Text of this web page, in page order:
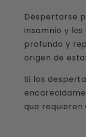
Despertarse
insomnio y
profundo y
origen de
Si los
que